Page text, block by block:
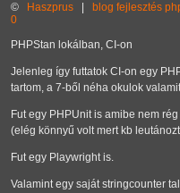
© Haszprus blog fejlesztés
0
PHPStan lokálban, CI-on
Jelenleg így futtatok CI-on egy
tartom, a 7-ből néha okulok
Fut egy PHPUnit is amibe nem
(elég könnyű volt mert kb
Fut egy Playwright is.
Valamint egy saját stringcounter